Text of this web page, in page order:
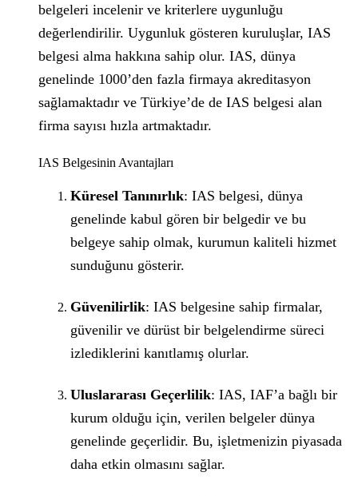
belgeleri incelenir ve kriterlere uygunluğu
değerlendirilir. Uygunluk gösteren kuruluşlar, IAS
belgesi alma hakkına sahip olur. IAS, dünya
genelinde 1000’den fazla firmaya akreditasyon
sağlamaktadır ve Türkiye’de de IAS belgesi alan
firma sayısı hızla artmaktadır.
IAS Belgesinin Avantajları
Küresel Tanınırlık: IAS belgesi, dünya
genelinde kabul gören bir belgedir ve bu
belgeye sahip olmak, kurumun kaliteli hizmet
sunduğunu gösterir.
Güvenilirlik: IAS belgesine sahip firmalar,
güvenilir ve dürüst bir belgelendirme süreci
izlediklerini kanıtlamış olurlar.
Uluslararası Geçerlilik: IAS, IAF’a bağlı bir
kurum olduğu için, verilen belgeler dünya
genelinde geçerlidir. Bu, işletmenizin piyasada
daha etkin olmasını sağlar.